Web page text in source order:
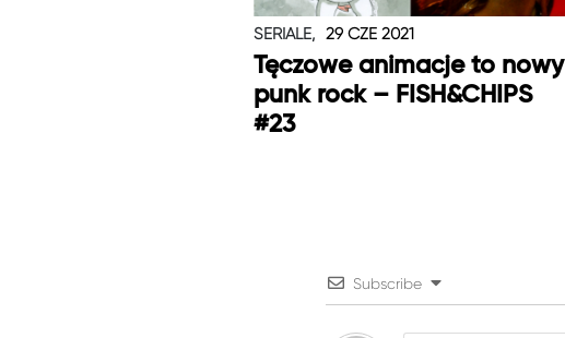
SERIALE, 29 CZE 2021
Tęczowe animacje to nowy
punk rock – FISH&CHIPS
#23
Subscribe